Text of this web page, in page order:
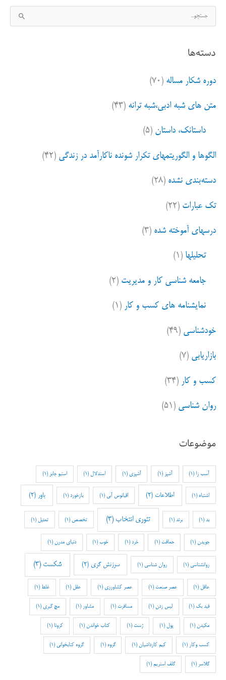
س
ج
ب
ا
دسته‌ها
دوره شکار مساله (۷۰)
متن های شبه ادبی،شبه ترانه (۴۳)
داستانک، داستان (۵)
الگوها و الگوریتمهای تکرار شونده ناکارآمد در زندگی (۴۲)
دسته‌بندی نشده (۲۸)
تک عبارات (۲۲)
درسهای آموخته شده (۳)
تحلیلها (۱)
جامعه شناسی کار و مدیریت (۲)
نمایشنامه های کسب و کار (۱)
خودشناسی (۴۹)
بازاریابی (۷)
کسب و کار (۳۴)
روان شناسی (۵۱)
موضوعات
آسب زا (1) آشپز (1) آشپزی (1) استدلال (1) استیو جابز (1)
اشتباه (1) اطلاعات (2) اقیانوس آبی (1) بازخورد (1) باور (2)
بد(1) برند (1) تئوری انتخاب (3) تخصص (1) تمثیل (1)
جویدن (1) حماقت (1) خرد (1) خوب(1) دنیای مدرن (1)
روانشناسی (1) روان شناسی (1) سرزنش گری (2) شکست (3)
عاقل (1) عصر صنعت (1) عصر کشاورزی (1) عقل (1) غلط (1)
فید بک(1) لیس زدن (1) مسافرت (1) مشاور (1) مچ گیری (1)
مکیدن (1) پول (1) ژست (1) کتاب خواندن (1) کرونا (1)
کسب وکار (1) کیم کارداشیان (1) گروه (1) گروه کتابخوانی (1)
گلاسر (1) گلف استریم (1)